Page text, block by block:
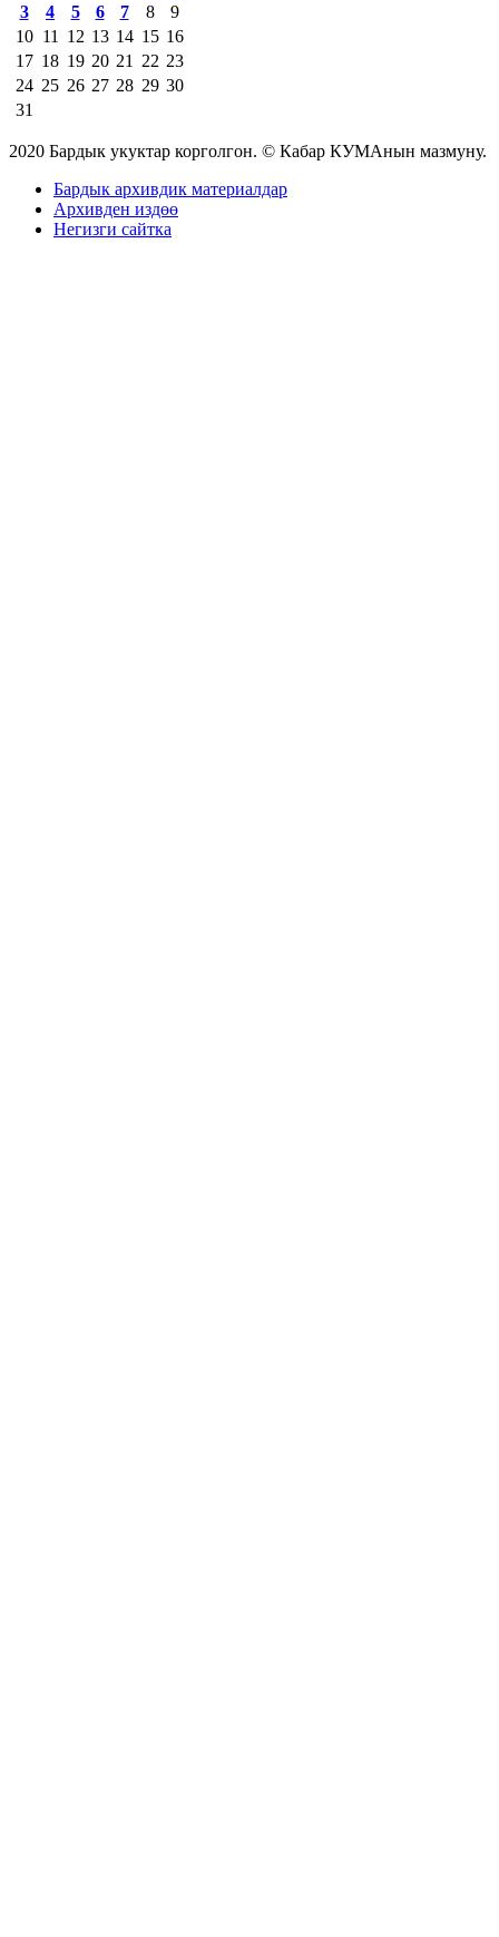
3
4 5 6 7 8
9
10 11 12 13 14 15 16
17 18 19 20 21 22 23
24 25 26 27 28 29 30
31
2020 Бардык укуктар корголгон. © Кабар КУМАнын мазмуну.
Бардык архивдик материалдар
Архивден издөө
Негизги сайтка